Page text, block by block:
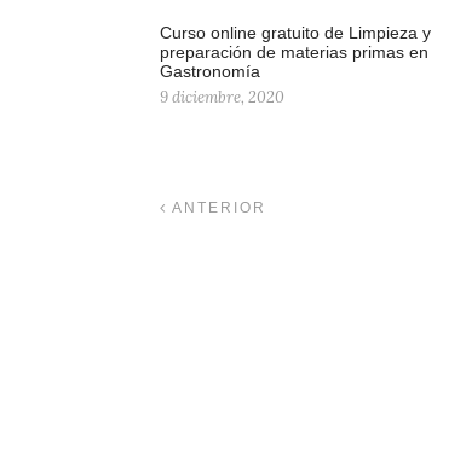
Curso online gratuito de Limpieza y
preparación de materias primas en
Gastronomía
9 diciembre, 2020
ANTERIOR